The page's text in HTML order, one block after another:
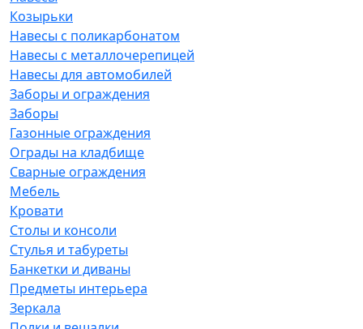
Козырьки
Навесы с поликарбонатом
Навесы с металлочерепицей
Навесы для автомобилей
Заборы и ограждения
Заборы
Газонные ограждения
Ограды на кладбище
Сварные ограждения
Мебель
Кровати
Столы и консоли
Стулья и табуреты
Банкетки и диваны
Предметы интерьера
Зеркала